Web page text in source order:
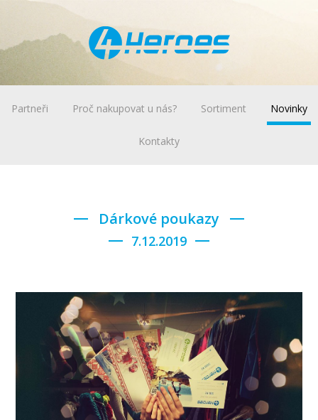
Partneři Proč nakupovat u nás? Sortiment Novinky
Kontakty
Dárkové poukazy
7.12.2019